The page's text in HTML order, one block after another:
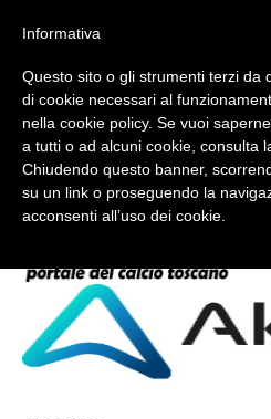
FORUM-ACCEDI
Accedi / Registrati
Informativa
Questo sito o gli strumenti terzi da
di cookie necessari al
nella cookie policy. Se vuoi
a tutti o ad alcuni cookie, consulta
Chiudendo questo banner,
su un link o proseguendo la
acconsenti all’uso dei cookie.